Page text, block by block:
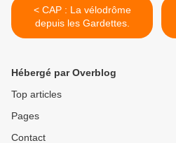
< CAP : La vélodrôme
depuis les Gardettes.
Hébergé par Overblog
Top articles
Pages
Contact